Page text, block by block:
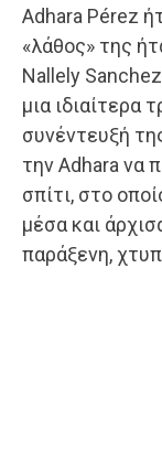
Adhara Pérez
«λάθος» της
Nallely
μια ιδιαίτερα
συνέντευξή
την Adhara να
σπίτι, στο
μέσα και
παράξενη,